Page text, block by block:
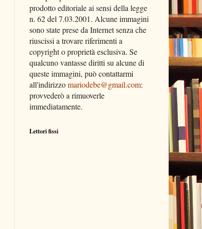
prodotto editoriale ai sensi della legge
n. 62 del 7.03.2001. Alcune immagini
sono state prese da Internet senza che
riuscissi a trovare riferimenti a
copyright o proprietà esclusiva. Se
qualcuno vantasse diritti su alcune di
queste immagini, può contattarmi
all'indirizzomariodebe@gmail.com:
provvederò a rimuoverle
immediatamente.
Lettori fissi